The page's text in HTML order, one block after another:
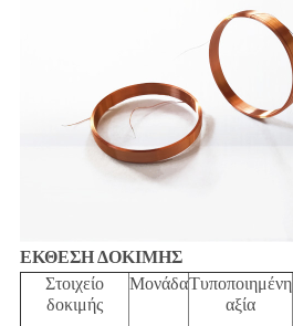
ΕΚΘΕΣΗ ΔΟΚΙΜΗΣ
Στοιχείο
δοκιμής
ΜονάδαΤυποποιημένη
αξία